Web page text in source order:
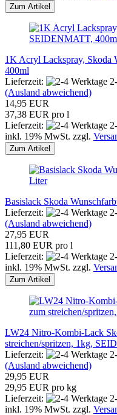
Zum Artikel
1K Acryl Lackspray, Skoda
400ml
Lieferzeit:
(Ausland abweichend)
14,95 EUR
37,38 EUR pro l
Lieferzeit:
inkl. 19% MwSt. zzgl.
Zum Artikel
Basislack Skoda
Lieferzeit:
(Ausland abweichend)
27,95 EUR
111,80 EUR pro l
Lieferzeit:
inkl. 19% MwSt. zzgl.
Zum Artikel
LW24 Nitro-Kombi-Lack
streichen/spritzen, 1kg,
Lieferzeit:
(Ausland abweichend)
29,95 EUR
29,95 EUR pro kg
Lieferzeit:
inkl. 19% MwSt. zzgl.